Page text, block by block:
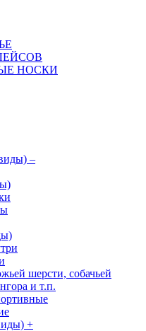
НОСКИ
–
шерсти, собачьей
и т.п.
+